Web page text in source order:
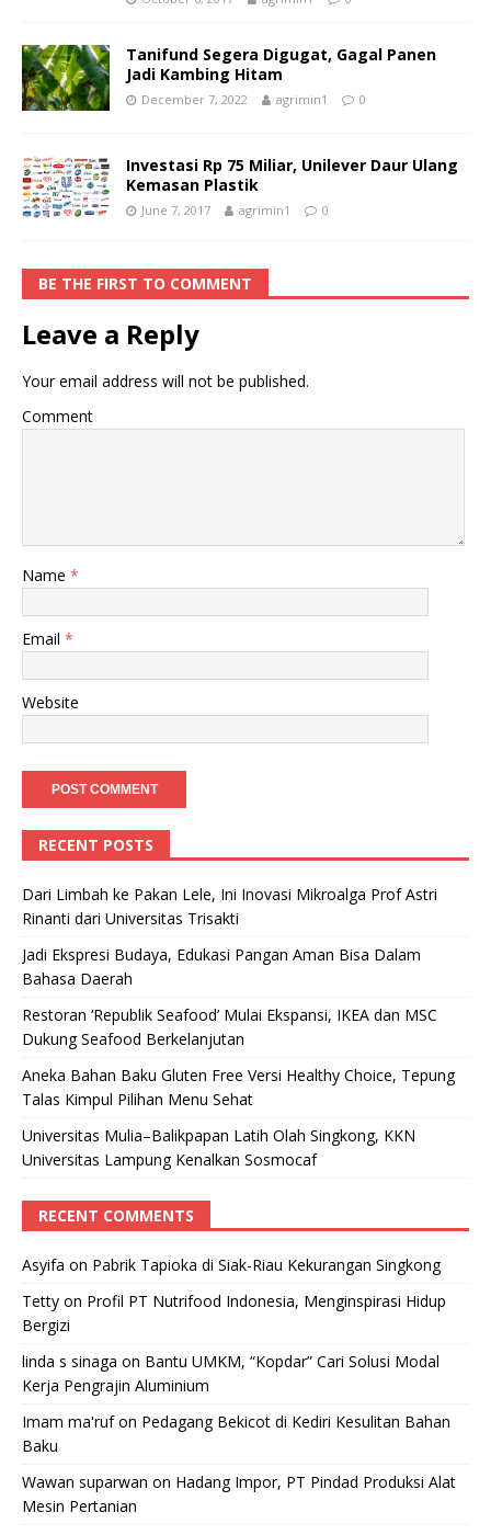
Tanifund Segera Digugat, Gagal Panen
Jadi Kambing Hitam
December 7, 2022 agrimin1 0
Investasi Rp 75 Miliar, Unilever Daur Ulang
Kemasan Plastik
June 7, 2017 agrimin1 0
BE THE FIRST TO COMMENT
Leave a Reply
Your email address will not be published.
Comment
Name *
Email *
Website
RECENT POSTS
Dari Limbah ke Pakan Lele, Ini Inovasi Mikroalga Prof Astri
Rinanti dari Universitas Trisakti
Jadi Ekspresi Budaya, Edukasi Pangan Aman Bisa Dalam
Bahasa Daerah
Restoran ‘Republik Seafood’ Mulai Ekspansi, IKEA dan MSC
Dukung Seafood Berkelanjutan
Aneka Bahan Baku Gluten Free Versi Healthy Choice, Tepung
Talas Kimpul Pilihan Menu Sehat
Universitas Mulia–Balikpapan Latih Olah Singkong, KKN
Universitas Lampung Kenalkan Sosmocaf
RECENT COMMENTS
Asyifa on Pabrik Tapioka di Siak-Riau Kekurangan Singkong
Tetty on Profil PT Nutrifood Indonesia, Menginspirasi Hidup
Bergizi
linda s sinaga on Bantu UMKM, “Kopdar” Cari Solusi Modal
Kerja Pengrajin Aluminium
Imam ma'rufon Pedagang Bekicot di Kediri Kesulitan Bahan
Baku
Wawan suparwan on Hadang Impor, PT Pindad Produksi Alat
Mesin Pertanian